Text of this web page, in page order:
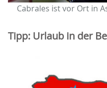
Cabrales ist vor Ort in
Tipp: Urlaub in der